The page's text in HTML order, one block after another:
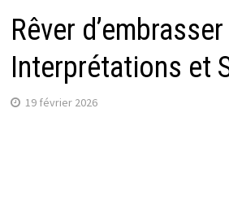
Rêver
Interprétations et
19 février 2026